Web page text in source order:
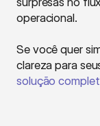
operacional.
Se você quer
clareza para
solução